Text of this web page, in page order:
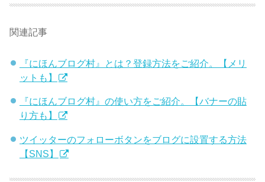
関連記事
『にほんブログ村』とは？登録方法をご紹介。【メリ
ットも】
『にほんブログ村』の使い方をご紹介。【バナーの貼
り方も】
ツイッターのフォローボタンをブログに設置する方法
【SNS】